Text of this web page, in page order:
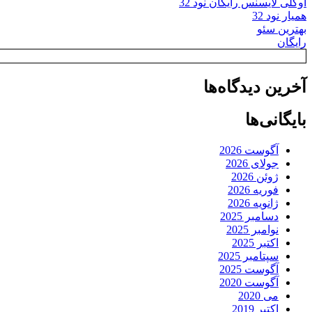
همیار نود 32
بهترین سئو
رایگان
آخرین دیدگاه‌ها
بایگانی‌ها
آگوست 2026
جولای 2026
ژوئن 2026
فوریه 2026
ژانویه 2026
دسامبر 2025
نوامبر 2025
اکتبر 2025
سپتامبر 2025
آگوست 2025
آگوست 2020
می 2020
اکتبر 2019